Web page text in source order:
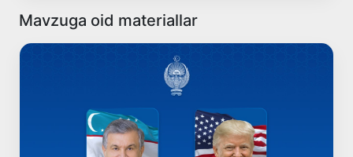
Mavzuga oid materiallar